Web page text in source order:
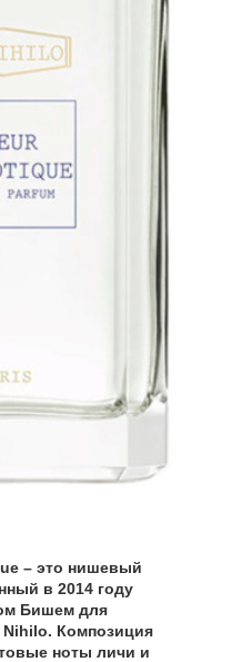
– это нишевый
в 2014 году
Бишем для
Nihilo. Композиция
ноты личи и